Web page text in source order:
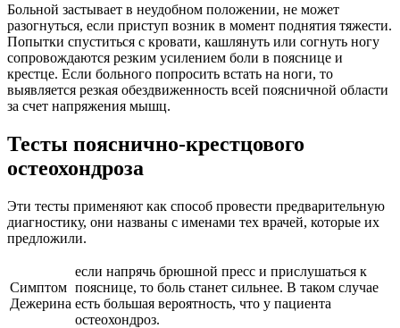
Больной застывает в неудобном положении, не может
разогнуться, если приступ возник в момент поднятия тяжести.
Попытки спуститься с кровати, кашлянуть или согнуть ногу
сопровождаются резким усилением боли в пояснице и
крестце. Если больного попросить встать на ноги, то
выявляется резкая обездвиженность всей поясничной области
за счет напряжения мышц.
Тесты пояснично-крестцового
остеохондроза
Эти тесты применяют как способ провести предварительную
диагностику, они названы с именами тех врачей, которые их
предложили.
Симптом
Дежерина
если напрячь брюшной пресс и прислушаться к
пояснице, то боль станет сильнее. В таком случае
есть большая вероятность, что у пациента
остеохондроз.